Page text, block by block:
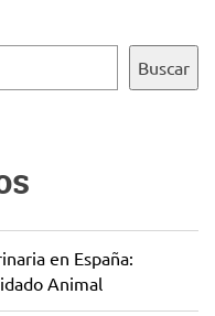
Buscar
en España:
Animal